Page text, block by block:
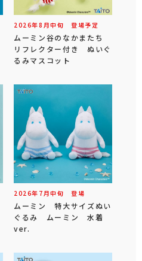
2026年8 月中旬 登場予定
ムーミン谷のなかまたち
リフレクター付き ぬいぐ
るみマスコット
2026年 7 月中旬 登場
ムーミン 特大サイズぬい
ぐるみ ムーミン 水着
ver.